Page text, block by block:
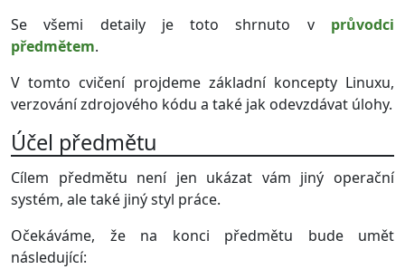
Se všemi detaily je toto shrnuto v průvodci
předmětem.
V tomto cvičení projdeme základní koncepty Linuxu,
verzování zdrojového kódu a také jak odevzdávat úlohy.
Účel předmětu
Cílem předmětu není jen ukázat vám jiný operační
systém, ale také jiný styl práce.
Očekáváme, že na konci předmětu bude umět
následující: